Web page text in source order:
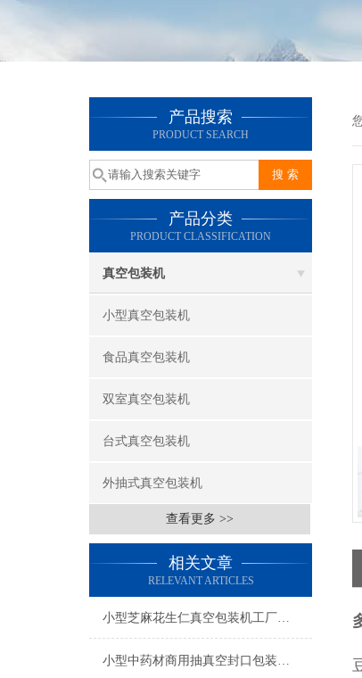
产品搜索
PRODUCT SEARCH
产品分类
PRODUCT CLASSIFICATION
真空包装机
小型真空包装机
食品真空包装机
双室真空包装机
台式真空包装机
外抽式真空包装机
查看更多 >>
相关文章
RELEVANT ARTICLES
小型芝麻花生仁真空包装机工厂生产
小型中药材商用抽真空封口包装机工厂生产